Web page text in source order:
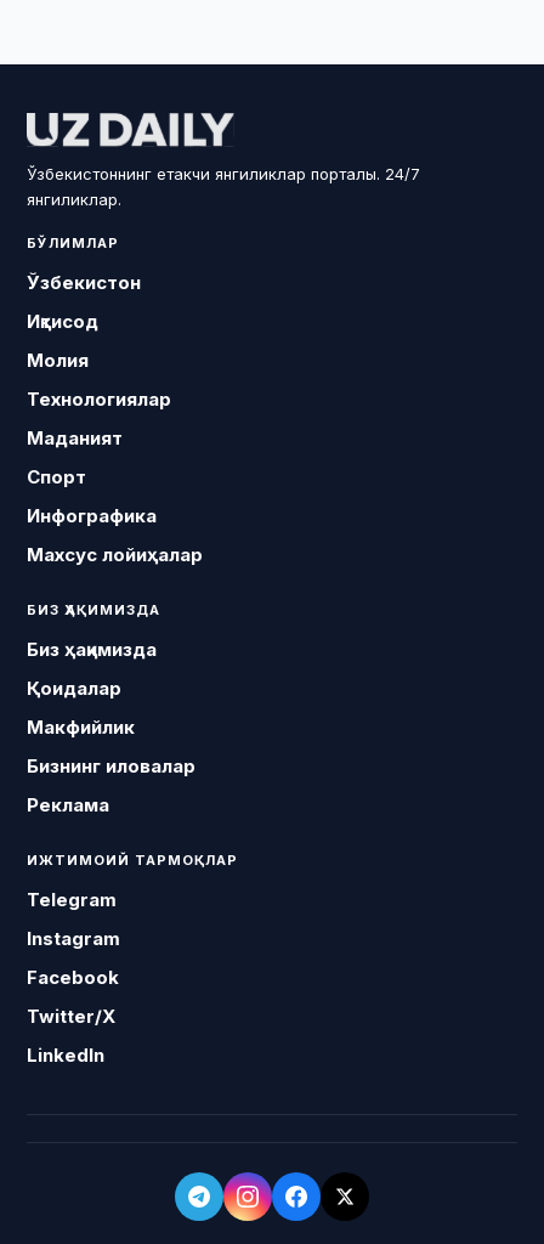
Ўзбекистоннинг етакчи янгиликлар порталы. 24/7
янгиликлар.
БЎЛИМЛАР
Ўзбекистон
Иқтисод
Молия
Технологиялар
Маданият
Спорт
Инфографика
Махсус лойиҳалар
БИЗ ҲАҚИМИЗДА
Биз ҳақимизда
Қоидалар
Макфийлик
Бизнинг иловалар
Реклама
ИЖТИМОИЙ ТАРМОҚЛАР
Telegram
Instagram
Facebook
Twitter/X
LinkedIn